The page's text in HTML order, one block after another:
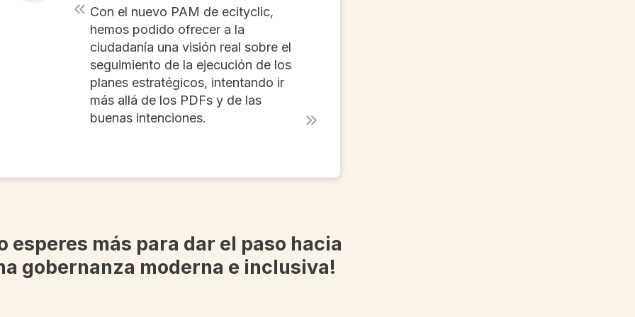
Con el nuevo PAM de ecityclic,
hemos podido ofrecer a la
ciudadanía una visión real sobre el
seguimiento de la ejecución de los
planes estratégicos, intentando ir
más allá de los PDFs y de las
buenas intenciones.
esperes más para dar el paso hacia
gobernanza moderna e inclusiva!